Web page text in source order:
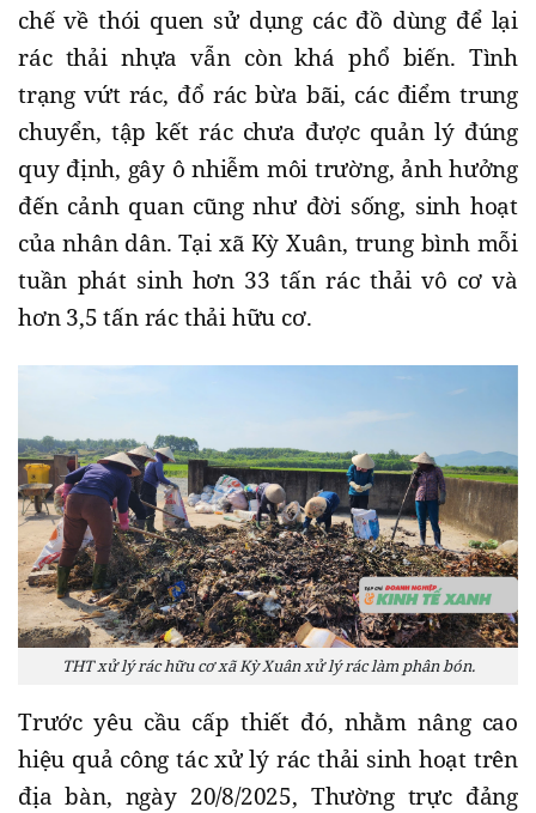
chế về thói quen sử dụng các đồ dùng để lại
rác thải nhựa vẫn còn khá phổ biến. Tình
trạng vứt rác, đổ rác bừa bãi, các điểm trung
chuyển, tập kết rác chưa được quản lý đúng
quy định, gây ô nhiễm môi trường, ảnh hưởng
đến cảnh quan cũng như đời sống, sinh hoạt
của nhân dân. Tại xã Kỳ Xuân, trung bình mỗi
tuần phát sinh hơn 33 tấn rác thải vô cơ và
hơn 3,5 tấn rác thải hữu cơ.
THT xử lý rác hữu cơ xã Kỳ Xuân xử lý rác làm phân bón.
Trước yêu cầu cấp thiết đó, nhằm nâng cao
hiệu quả công tác xử lý rác thải sinh hoạt trên
địa bàn, ngày 20/8/2025, Thường trực đảng